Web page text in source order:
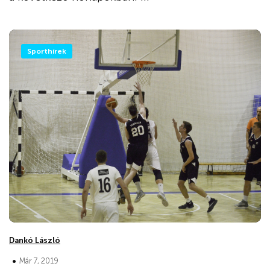
Sporthírek
Dankó László
• Már 7, 2019